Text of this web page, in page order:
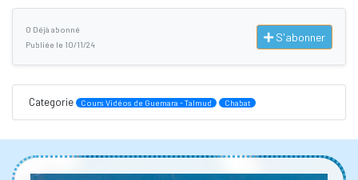
0 Déjà abonné
Publiée le 10/11/24
S'abonner
Categorie Cours Vidéos de Guemara - Talmud Chabat